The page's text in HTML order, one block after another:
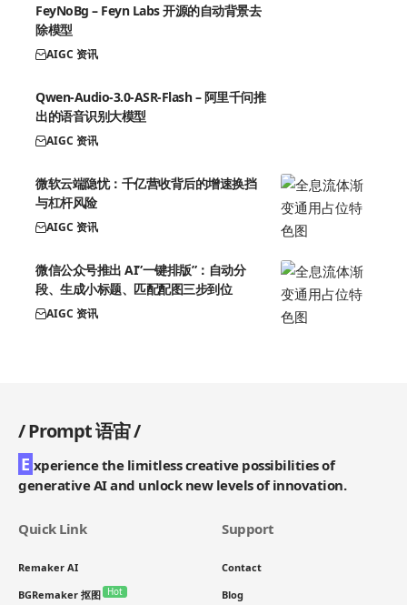
FeyNoBg – Feyn Labs 开源的自动背景去
除模型
AIGC 资讯
Qwen-Audio-3.0-ASR-Flash – 阿里千问推
出的语音识别大模型
AIGC 资讯
微软云端隐忧：千亿营收背后的增速换挡
与杠杆风险
AIGC 资讯
微信公众号推出 AI”一键排版”：自动分
段、生成小标题、匹配配图三步到位
AIGC 资讯
/Prompt 语宙/
E xperience the limitless creative possibilities of
generative AI and unlock new levels of innovation.
Quick Link
Remaker AI
BGRemaker 抠图 Hot
Support
Contact
Blog